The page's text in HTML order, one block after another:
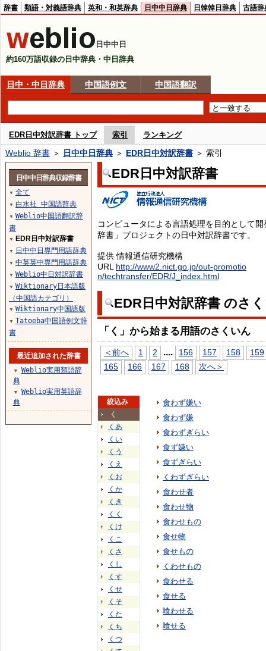
辞書 類語・対義語辞典 英和・和英辞典 日中中日辞典 日韓韓日辞典 古語辞
日中中日
約160万語収録の日中辞典・中日辞典
日中・中日辞典 中国語例文 中国語翻訳
EDR日中対訳辞書 トップ 索引 ランキング
Weblio 辞書 ＞ 日中中日辞典 ＞ EDR日中対訳辞書 ＞ 索引
EDR日中対訳辞書
コンピュータによる言語処理を目的として
辞書」プロジェクトの日中対訳辞書です。
提供 情報通信研究機構
URL http://www2.nict.go.jp/out-promotio
n/techtransfer/EDR/J_index.html
EDR日中対訳辞書 のさ
「く」から始まる用語のさくいん
＜前へ 1 2 .... 156 157 158
159
165
166 167 168 次へ＞
絞込み
く
くあ
くい
くう
くえ
くお
くか
くき
くく
くけ
くこ
くさ
くし
くす
くせ
くそ
くた
くち
くつ
食わず嫌い
食わず嫌
食わずぎらい
食ず嫌い
食ずぎらい
くわずぎらい
食わせ者
食わせ物
食わせもの
食せ物
食せもの
くわせもの
食わせる
食せる
喰わせる
喰せる
日中中日辞典収録辞書
▼ 全て
▼ 白水社 中国語辞典
▼ Weblio中国語翻訳辞
書
▼ EDR日中対訳辞書
▼ 日中中日専門用語辞典
▼ 中英英中専門用語辞典
▼ Weblio中日対訳辞書
▼ Wiktionary日本語版
（中国語カテゴリ）
▼ Wiktionary中国語版
▼ Tatoeba中国語例文辞
書
最近追加された辞書
▼
Weblio実用類語辞
典
▼
Weblio実用英語辞
典